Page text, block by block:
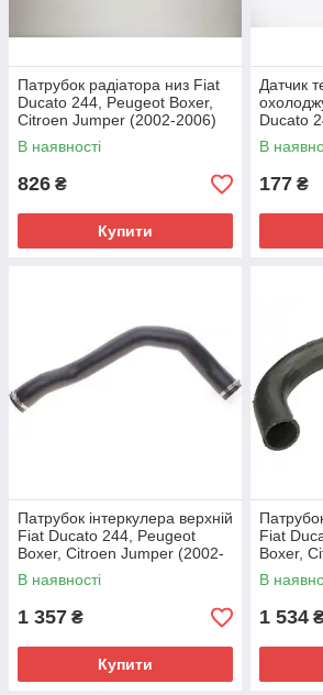
Патрубок радіатора низ Fiat
Ducato 244, Peugeot Boxer,
Citroen Jumper (2002-2006)
2.8, 1316758080, 1317A4,
Lema, Італія
В наявності
826 ₴
Купити
Датчик
Ducato
Citroen
2.3/2.8,
В
177 ₴
Патрубок інтеркулера верхній
Fiat Ducato 244, Peugeot
Boxer, Citroen Jumper (2002-
2006) 2.8, 1337346080,
0382A
В наявності
1 357 ₴
Купити
Fiat
Boxer,
2006)
В
1 534